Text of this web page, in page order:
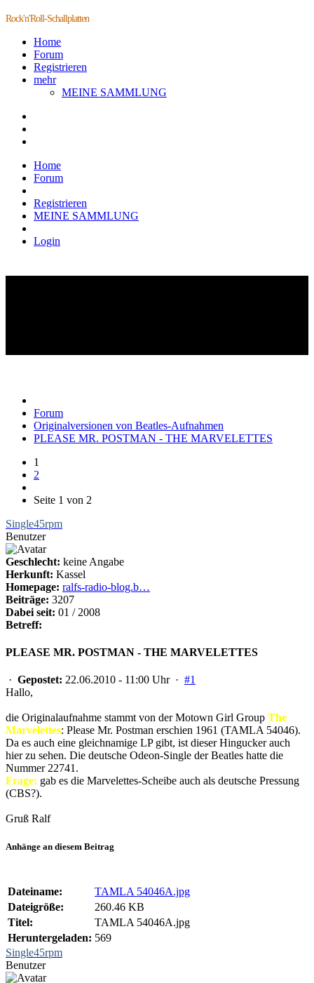
Rock'n'Roll-Schallplatten
Home
Forum
Registrieren
mehr
MEINE SAMMLUNG
Home
Forum
Registrieren
MEINE SAMMLUNG
Login
Forum
Originalversionen von Beatles-Aufnahmen
PLEASE MR. POSTMAN - THE MARVELETTES
1
2
Seite 1 von 2
Single45rpm
Benutzer
Geschlecht: keine Angabe
Herkunft: Kassel
Homepage: ralfs-radio-blog.b…
Beiträge: 3207
Dabei seit: 01 / 2008
Betreff:
PLEASE MR. POSTMAN - THE MARVELETTES
· Gepostet: 22.06.2010 - 11:00 Uhr · #1
Hallo,
die Originalaufnahme stammt von der Motown Girl Group The
Marvelettes: Please Mr. Postman erschien 1961 (TAMLA 54046).
Da es auch eine gleichnamige LP gibt, ist dieser Hingucker auch
hier zu sehen. Die deutsche Odeon-Single der Beatles hatte die
Nummer 22741.
Frage: gab es die Marvelettes-Scheibe auch als deutsche Pressung
(CBS?).
Gruß Ralf
Anhänge an diesem Beitrag
Dateiname:
TAMLA 54046A.jpg
Dateigröße:
260.46 KB
Titel:
TAMLA 54046A.jpg
Heruntergeladen: 569
Single45rpm
Benutzer